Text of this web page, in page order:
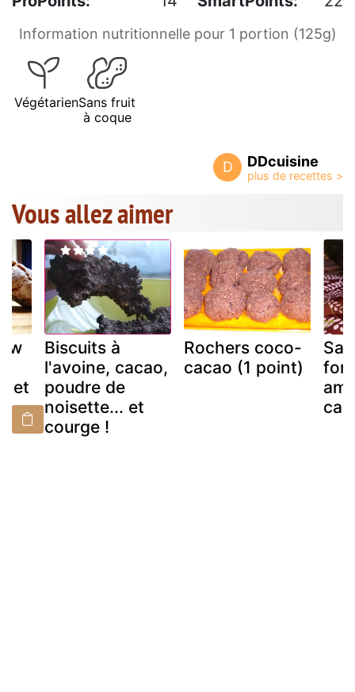
Information nutritionnelle pour 1 portion (125g)
VégétarienSans fruit
à coque
D DDcuisine
Vous allez aimer
et
Biscuits à
l'avoine, cacao,
poudre de
noisette... et
courge !
Rochers coco-
cacao (1 point)